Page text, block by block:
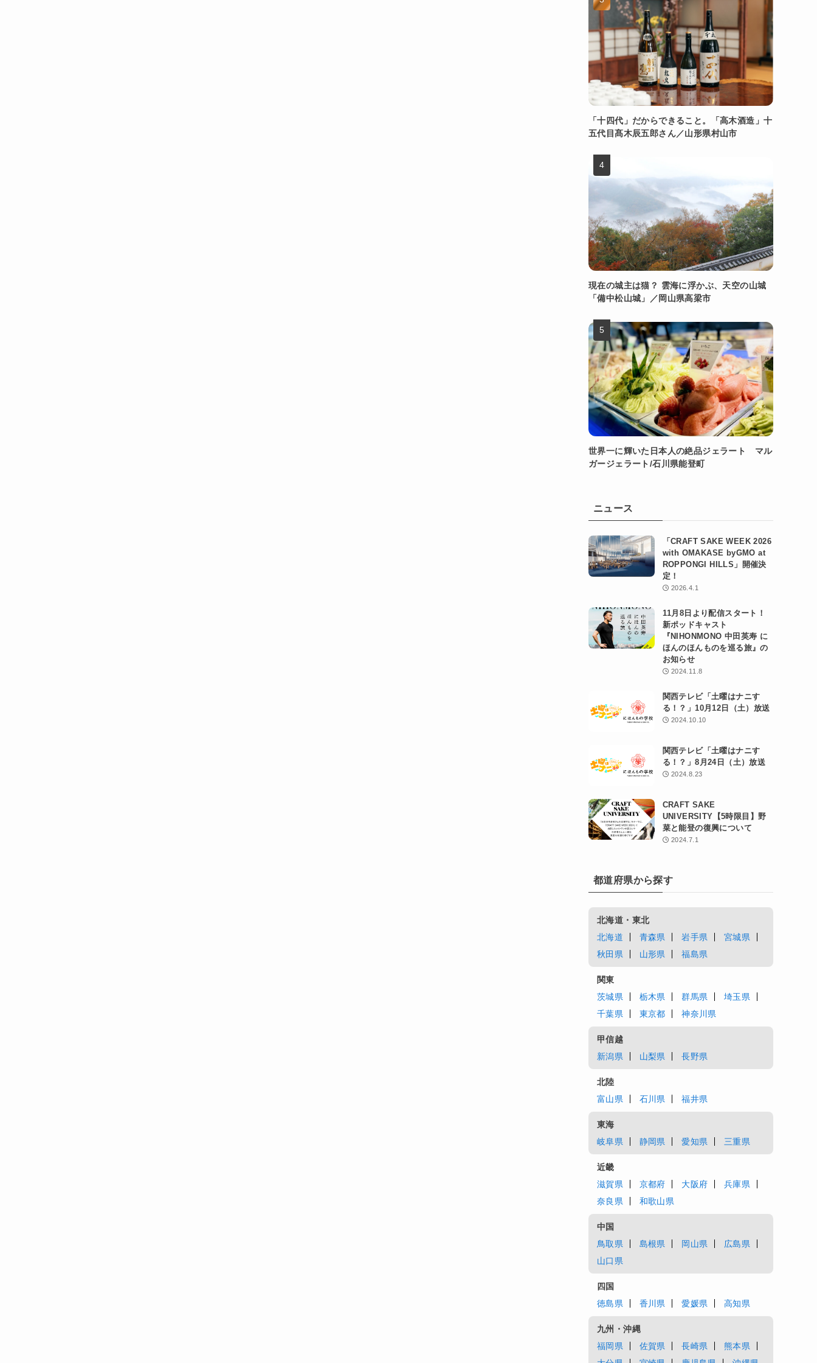
「十四代」だからできること。「高木酒造」十
五代目髙木辰五郎さん／山形県村山市
現在の城主は猫？ 雲海に浮かぶ、天空の山城
「備中松山城」／岡山県高梁市
世界一に輝いた日本人の絶品ジェラート マル
ガージェラート/石川県能登町
ニュース
「CRAFT SAKE WEEK 2026
with OMAKASE byGMO at
ROPPONGI HILLS」開催決
定！
2026.4.1
11月8日より配信スタート！
新ポッドキャスト
『NIHONMONO 中田英寿 に
ほんのほんものを巡る旅』の
お知らせ
2024.11.8
関西テレビ「土曜はナニす
る！？」10月12日（土）放送
2024.10.10
関西テレビ「土曜はナニす
る！？」8月24日（土）放送
2024.8.23
CRAFT SAKE
UNIVERSITY【5時限目】野
菜と能登の復興について
2024.7.1
都道府県から探す
北海道・東北
北海道
青森県 岩手県
宮城県
秋田県
山形県 福島県
関東
茨城県
栃木県 群馬県
埼玉県
千葉県
東京都 神奈川県
甲信越
新潟県
山梨県 長野県
北陸
富山県
石川県 福井県
東海
岐阜県
静岡県 愛知県 三重県
近畿
滋賀県
京都府 大阪府
兵庫県
奈良県
和歌山県
中国
鳥取県
島根県 岡山県
広島県
山口県
四国
徳島県
香川県 愛媛県 高知県
九州・沖縄
福岡県
佐賀県 長崎県
熊本県